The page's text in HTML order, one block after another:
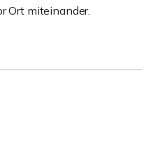
Ort miteinander.